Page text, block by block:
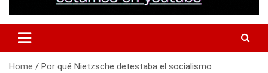
Home Por qué Nietzsche detestaba el socialismo